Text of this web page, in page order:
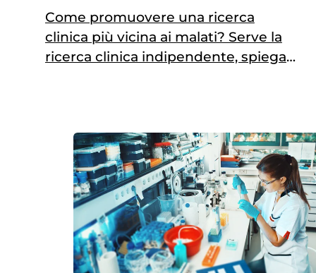
Come promuovere una ricerca
clinica più vicina ai malati? Serve la
ricerca clinica indipendente, spiega